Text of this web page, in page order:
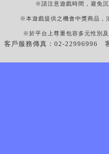
※請注意遊戲時間，避免
※本遊戲提供之機會中獎商品，
※於平台上尊重包容多元性別
客戶服務傳真：02-22996996